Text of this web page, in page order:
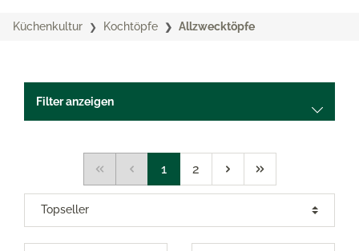
Küchenkultur Kochtöpfe Allzwecktöpfe
Filter anzeigen
1 2